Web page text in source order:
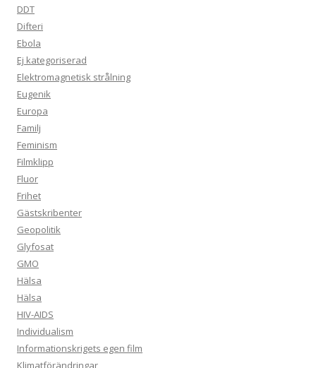
DDT
Difteri
Ebola
Ej kategoriserad
Elektromagnetisk strålning
Eugenik
Europa
Familj
Feminism
Filmklipp
Fluor
Frihet
Gästskribenter
Geopolitik
Glyfosat
GMO
Hälsa
Hälsa
HIV-AIDS
Individualism
Informationskrigets egen film
Klimatförändringar